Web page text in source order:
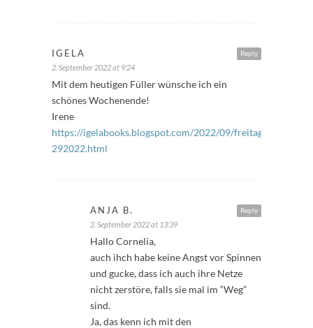
Reply
IGELA
2. September 2022 at 9:24
Mit dem heutigen Füller wünsche ich ein
schönes Wochenende!
Irene
https://igelabooks.blogspot.com/2022/09/freitagsfuller-
292022.html
Reply
ANJA B.
2. September 2022 at 13:39
Hallo Cornelia,
auch ihch habe keine Angst vor Spinnen
und gucke, dass ich auch ihre Netze
nicht zerstöre, falls sie mal im “Weg”
sind.
Ja, das kenn ich mit den